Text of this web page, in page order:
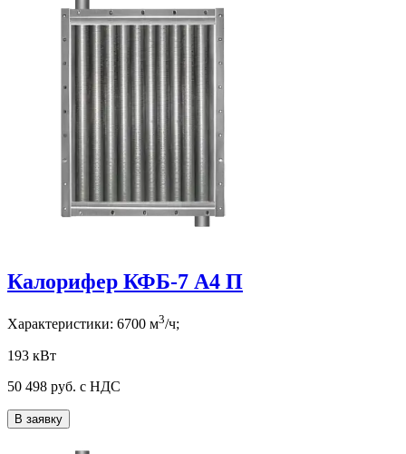
Калорифер КФБ-7 А4 П
Характеристики: 6700 м3/ч;
193 кВт
50 498 руб. с НДС
В заявку